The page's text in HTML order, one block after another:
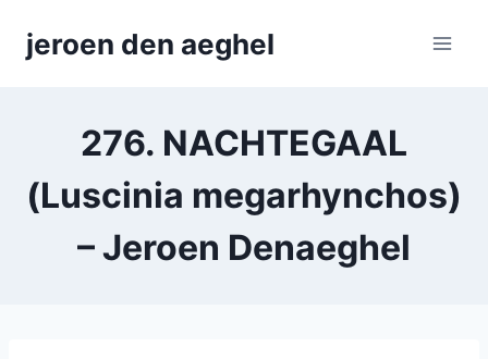
jeroen den aeghel
276. NACHTEGAAL
(Luscinia megarhynchos)
– Jeroen Denaeghel